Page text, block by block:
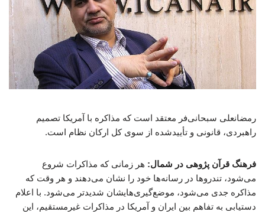
رمضانعلی سبحانی‌فر معتقد است که مذاکره با آمریکا تصمیم
راهبردی، قانونی و تأییدشده از سوی کل ارکان نظام است.
فرهنگ قرآن پژوهی در شمال: هر زمانی که مذاکرات شروع
می‌شود، تندروها در رسانه‌ها خود را نشان می‌دهند و هر وقت که
مذاکره جدی می‌شود، موضع‌گیری‌هایشان شدیدتر می‌شود. با اعلام
دستیابی به تفاهم بین ایران و آمریکا در مذاکرات غیرمستقیم، این